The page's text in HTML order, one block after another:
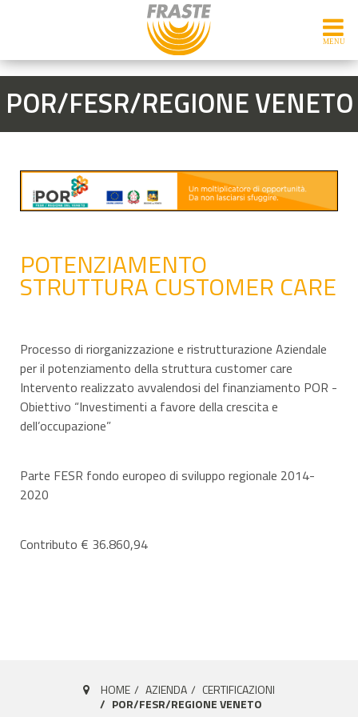
POR/FESR/REGIONE VENETO
POTENZIAMENTO
STRUTTURA CUSTOMER CARE
Processo di riorganizzazione e ristrutturazione Aziendale
per il potenziamento della struttura customer care
Intervento realizzato avvalendosi del finanziamento POR -
Obiettivo “Investimenti a favore della crescita e
dell’occupazione”
Parte FESR fondo europeo di sviluppo regionale 2014-
2020
Contributo € 36.860,94
HOME AZIENDA
CERTIFICAZIONI
POR/FESR/REGIONE VENETO